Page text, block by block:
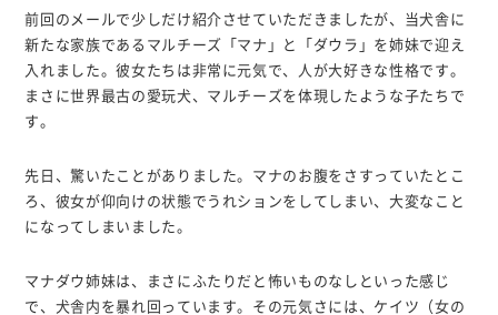
前回のメールで少しだけ紹介させていただきましたが、当犬舎に
新たな家族であるマルチーズ「マナ」と「ダウラ」を姉妹で迎え
入れました。彼女たちは非常に元気で、人が大好きな性格です。
まさに世界最古の愛玩犬、マルチーズを体現したような子たちで
す。
先日、驚いたことがありました。マナのお腹をさすっていたとこ
ろ、彼女が仰向けの状態でうれションをしてしまい、大変なこと
になってしまいました。
マナダウ姉妹は、まさにふたりだと怖いものなしといった感じ
で、犬舎内を暴れ回っています。その元気さには、ケイツ（女の